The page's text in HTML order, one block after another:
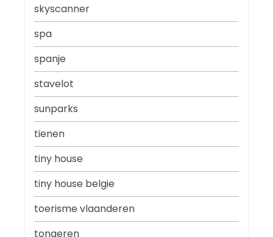
skyscanner
spa
spanje
stavelot
sunparks
tienen
tiny house
tiny house belgie
toerisme vlaanderen
tongeren